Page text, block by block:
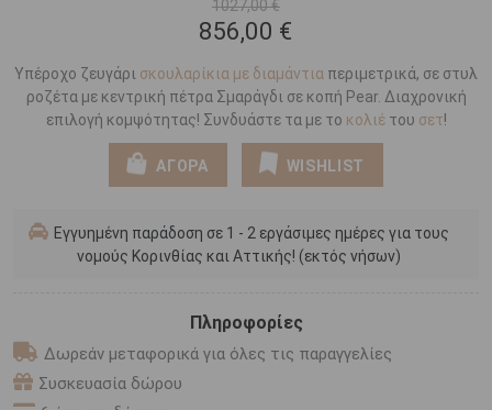
1027,00 €
856,00 €
Υπέροχο ζευγάρι σκουλαρίκια με διαμάντια περιμετρικά, σε στυλ
ροζέτα με κεντρική πέτρα Σμαράγδι σε κοπή Pear. Διαχρονική
επιλογή κομψότητας! Συνδυάστε τα με το κολιέτου σετ!
ΑΓΟΡΑ WISHLIST
Εγγυημένη παράδοση σε 1 - 2 εργάσιμες ημέρες για τους
νομούς Κορινθίας και Αττικής! (εκτός νήσων)
Πληροφορίες
Δωρεάν μεταφορικά για όλες τις παραγγελίες
Συσκευασία δώρου